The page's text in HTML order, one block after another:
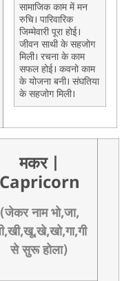
सामाजिक काम में मन
रुचि। पारिवारिक
जिम्मेवारी पूरा होई।
जीवन साथी के सहजोग
मिली। रचना के काम
सफल होई। कवनो काम
के योजना बनी। संघतिया
के सहजोग मिली।
मकर
Capricorn
(जेकर नाम भो,जा,
से सुरू होला)